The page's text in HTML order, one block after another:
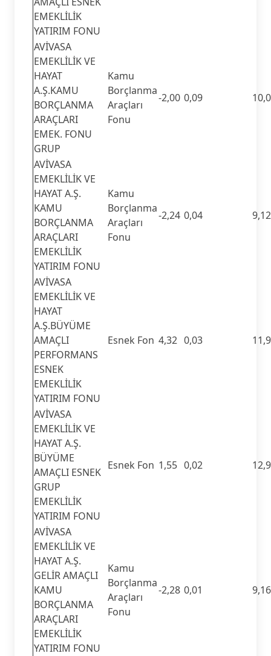
EMEKLİLİK
YATIRIM FONU
AVİVASA
EMEKLİLİK VE
HAYAT
A.Ş.KAMU
BORÇLANMA
ARAÇLARI
EMEK. FONU
GRUP
Kamu
Borçlanma
Araçları
Fonu
-2,00 0,09
AVİVASA
EMEKLİLİK VE
HAYAT A.Ş.
KAMU
BORÇLANMA
ARAÇLARI
EMEKLİLİK
YATIRIM FONU
Kamu
Borçlanma
Araçları
Fonu
-2,24 0,04 9,12
AVİVASA
EMEKLİLİK VE
HAYAT
A.Ş.BÜYÜME
AMAÇLI
PERFORMANS
ESNEK
EMEKLİLİK
YATIRIM FONU
Esnek Fon 4,32 0,03
AVİVASA
EMEKLİLİK VE
HAYAT A.Ş.
BÜYÜME
AMAÇLI ESNEK
GRUP
EMEKLİLİK
YATIRIM FONU
Esnek Fon 1,55 0,02
AVİVASA
EMEKLİLİK VE
HAYAT A.Ş.
GELİR AMAÇLI
KAMU
BORÇLANMA
ARAÇLARI
EMEKLİLİK
YATIRIM FONU
Kamu
Borçlanma
Araçları
Fonu
-2,28 0,01 9,16